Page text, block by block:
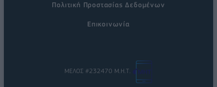
Πολιτική Προστασίας Δεδομένων
Επικοινωνία
ΜΕΛΟΣ #232470 Μ.Η.Τ.